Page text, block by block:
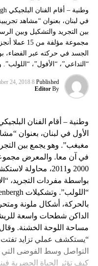
في لبنان، بعنوان “مشاهد
بين التجريد والتشكيل وبين
الجسد في حركته عبر الفضاء،
“التداعي”، “الأفول”،
Published
8 years ago
24, 2018
By
Editor
الأول في لبنان، بعنوان
مغبغب”. وهو يجمع بين
2000 و2011،
بواسطة مفردات التجريد،
بالحركة، أشكال ملونة
الداكن شطحات واسعة
مساحة اللوحة الخشنة.
“يستكشف عملي تزايد تفتت
التواصل وسط الفوضى التي
كيف تؤثر الحياة الحضرية